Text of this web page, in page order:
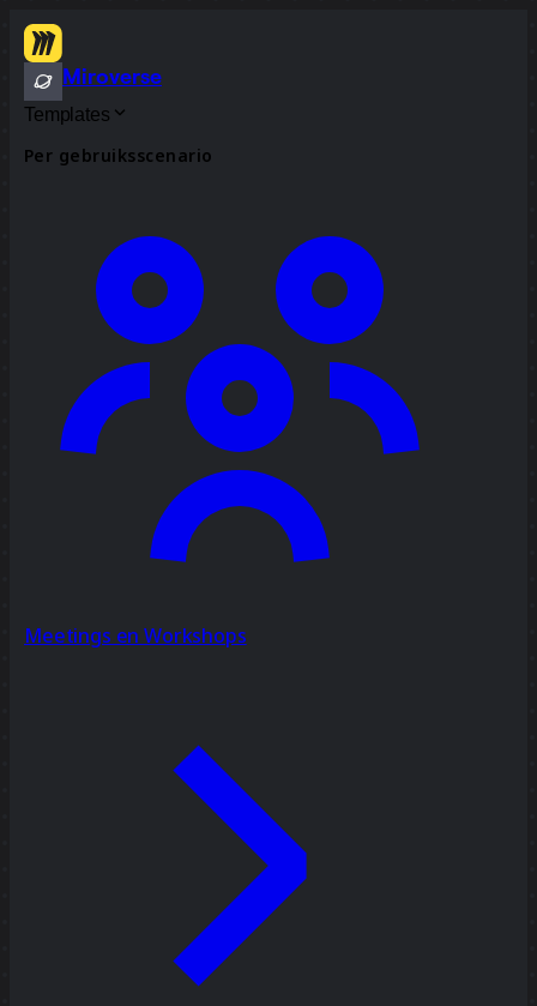
Miroverse
Templates
Per gebruiksscenario
Meetings en Workshops